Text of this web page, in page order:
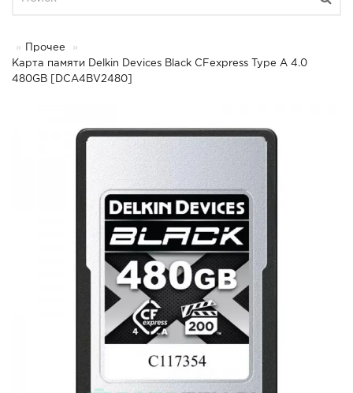
Прочее
Карта памяти Delkin Devices Black CFexpress Type A 4.0
480GB [DCA4BV2480]